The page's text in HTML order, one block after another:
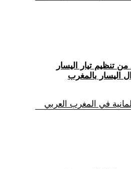
من تنظيم تيار اليسار
اليسار بالمغرب
في المغرب العربي